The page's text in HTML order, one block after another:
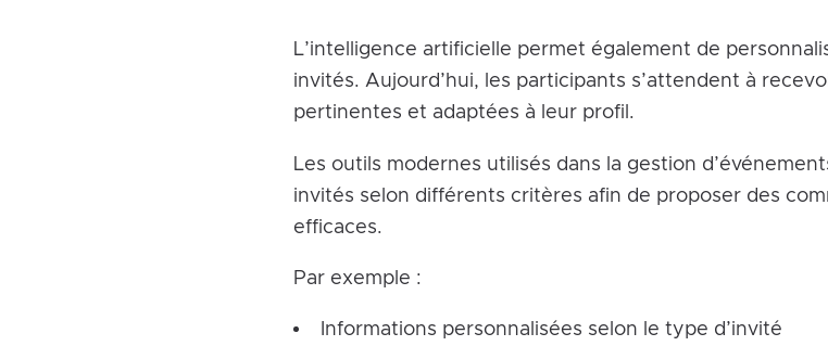
L’intelligence artificielle permet également de
invités. Aujourd’hui, les participants s’attendent à
pertinentes et adaptées à leur profil.
Les outils modernes utilisés dans la gestion
invités selon différents critères afin de proposer des
efficaces.
Par exemple :
Informations personnalisées selon le type d’invité